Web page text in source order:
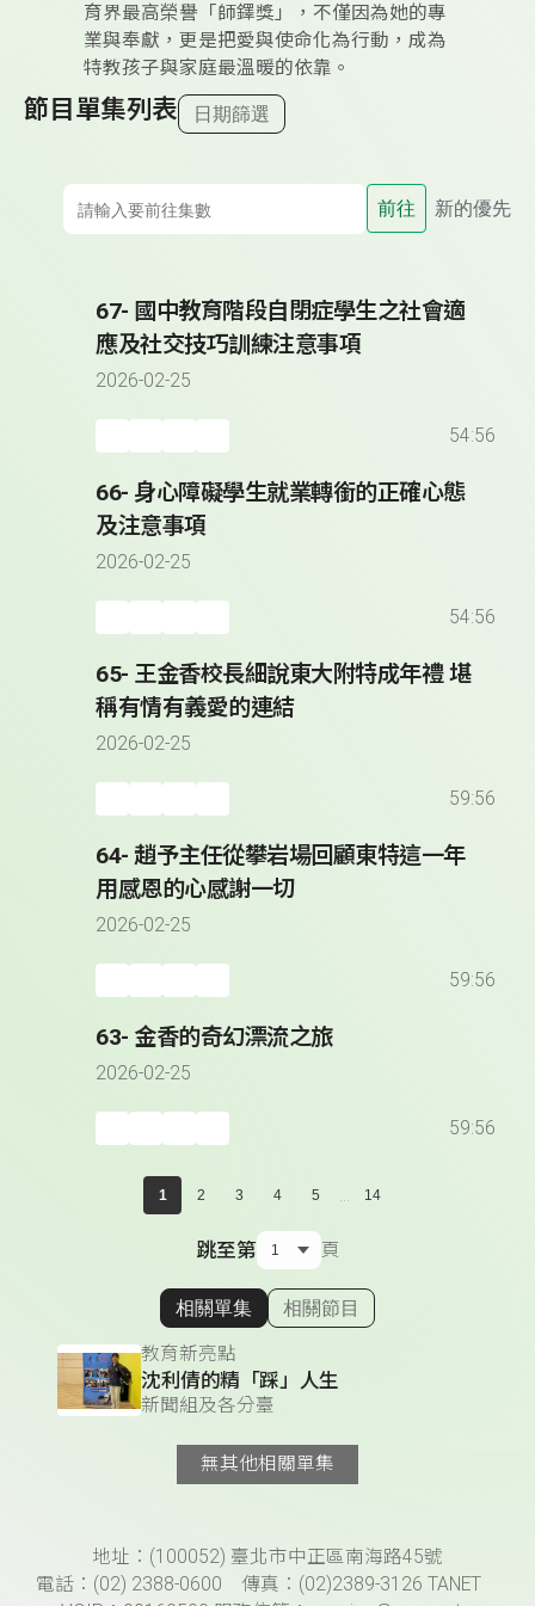
育界最高榮譽「師鐸獎」，不僅因為她的專
業與奉獻，更是把愛與使命化為行動，成為
特教孩子與家庭最溫暖的依靠。
節目單集列表 日期篩選
前往 新的優先
67- 國中教育階段自閉症學生之社會適
應及社交技巧訓練注意事項
2026-02-25
54:56
66- 身心障礙學生就業轉銜的正確心態
及注意事項
2026-02-25
54:56
65- 王金香校長細說東大附特成年禮 堪
稱有情有義愛的連結
2026-02-25
59:56
64- 趙予主任從攀岩場回顧東特這一年
用感恩的心感謝一切
2026-02-25
59:56
63- 金香的奇幻漂流之旅
2026-02-25
59:56
1 2 3 4 5 ... 14
跳至第 頁
顯示相關單集
相關單集 相關節目
教育新亮點
沈利倩的精「踩」人生
新聞組及各分臺
無其他相關單集
頁尾資訊地址：(100052) 臺北市中正區南海路45號
電話：(02) 2388-0600 傳真：(02)2389-3126 TANET